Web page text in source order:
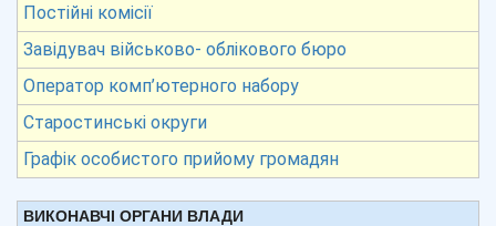
Постійні комісії
Завідувач військово- облікового бюро
Оператор комп’ютерного набору
Старостинські округи
Графік особистого прийому громадян
ВИКОНАВЧІ ОРГАНИ ВЛАДИ